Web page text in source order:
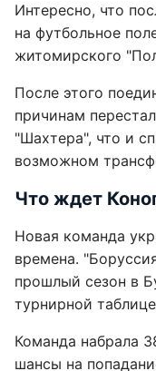
Интересно, что
на футбольное
житомирского
После этого
причинам
"Шахтера", что и
возможном
Что ждет
Новая команда
времена.
прошлый сезон в
турнирной
Команда набрала
шансы на